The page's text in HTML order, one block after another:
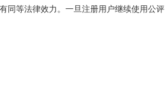
同等法律效力。一旦注册用户继续使用公评